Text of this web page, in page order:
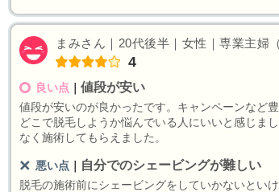
まみさん｜20代後半｜女性｜専業主婦
4
良い点 ｜ 値段が安い
値段が安いのが良かったです。キャンペーンなど
どこで脱毛しようか悩んでいる人にいいと感じま
なく施術してもらえました。
悪い点 ｜ 自分でのシェービングが難しい
脱毛の施術前にシェービングをしていかないとい